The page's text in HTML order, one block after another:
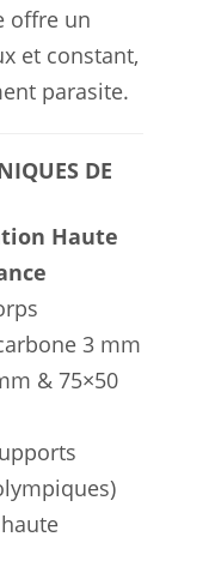
offre un
et constant,
parasite.
DE
Haute
3 mm
& 75×50